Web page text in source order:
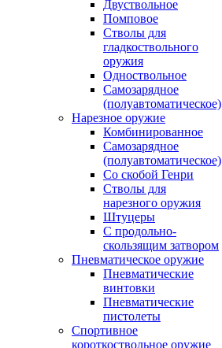
Двуствольное
Помповое
Стволы для
гладкоствольного
оружия
Одноствольное
Самозарядное
(полуавтоматическое)
Нарезное оружие
Комбинированное
Самозарядное
(полуавтоматическое)
Со скобой Генри
Стволы для
нарезного оружия
Штуцеры
С продольно-
скользящим затвором
Пневматическое оружие
Пневматические
винтовки
Пневматические
пистолеты
Спортивное
короткоствольное оружие